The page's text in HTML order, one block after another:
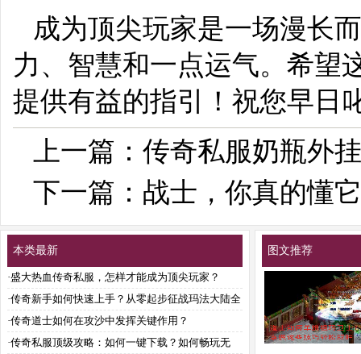
成为顶尖玩家是一场漫长
力、智慧和一点运气。希望
提供有益的指引！祝您早日
上一篇： 传奇私服奶瓶外
下一篇： 战士，你真的懂
本类最新
·盛大热血传奇私服，怎样才能成为顶尖玩家？
·传奇新手如何快速上手？从零起步征战玛法大陆全
攻略
·传奇道士如何在攻沙中发挥关键作用？
·传奇私服顶级攻略：如何一键下载？如何畅玩无
图文推荐